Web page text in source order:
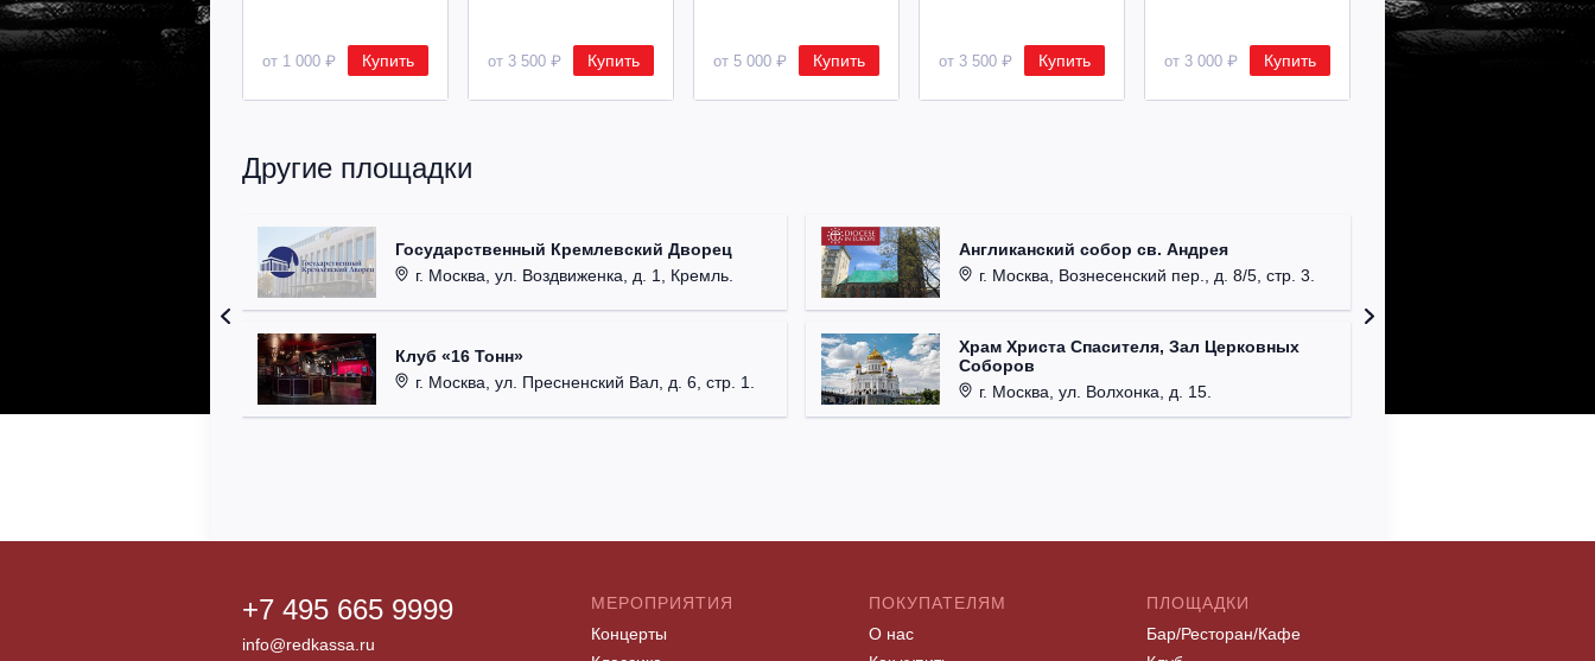
от 1 000 ₽ Купить от 3 500 ₽ Купить от 5 000 ₽ Купить от 3 500 ₽ Купить от 3 000 ₽ Купить
Другие площадки
Государственный Кремлевский Дворец
г. Москва, ул. Воздвиженка, д. 1, Кремль.
Клуб «16 Тонн»
г. Москва, ул. Пресненский Вал, д. 6, стр. 1.
Англиканский собор св. Андрея
г. Москва, Вознесенский пер., д. 8/5, стр. 3.
Храм Христа Спасителя, Зал Церковных
Соборов
г. Москва, ул. Волхонка, д. 15.
+7 495 665 9999
info@redkassa.ru
МЕРОПРИЯТИЯ
Концерты
ПОКУПАТЕЛЯМ
О нас
ПЛОЩАДКИ
Бар/Ресторан/Кафе